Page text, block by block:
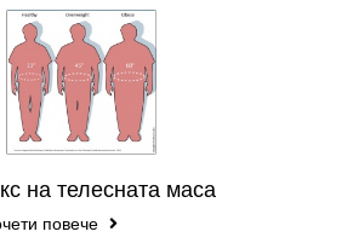
на телесната маса
повече